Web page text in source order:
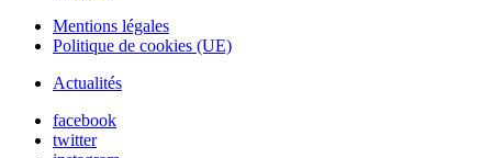
Mentions légales
Politique de cookies (UE)
Actualités
facebook
twitter